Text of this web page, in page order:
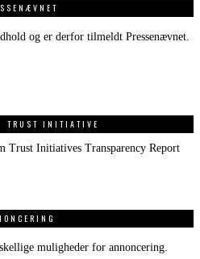
og er derfor tilmeldt Pressenævnet.
TRUST INITIATIVE
Trust Initiatives Transparency Report
muligheder for annoncering.